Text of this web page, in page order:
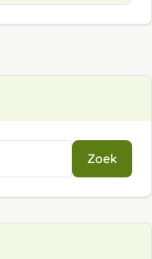
Zoek